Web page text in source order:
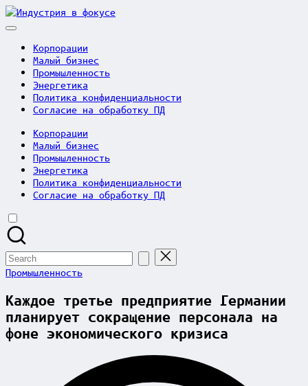
Skip
to
Индустрия
Корпорации
Малый бизнес
Промышленность
Энергетика
Политика конфиденциальности
Согласие на обработку ПД
Корпорации
Малый бизнес
Промышленность
Энергетика
Политика конфиденциальности
Согласие на обработку ПД
Search
for:
Posted
Промышленность
Каждое третье предприятие Германии
планирует сокращение персонала на
фоне экономического кризиса